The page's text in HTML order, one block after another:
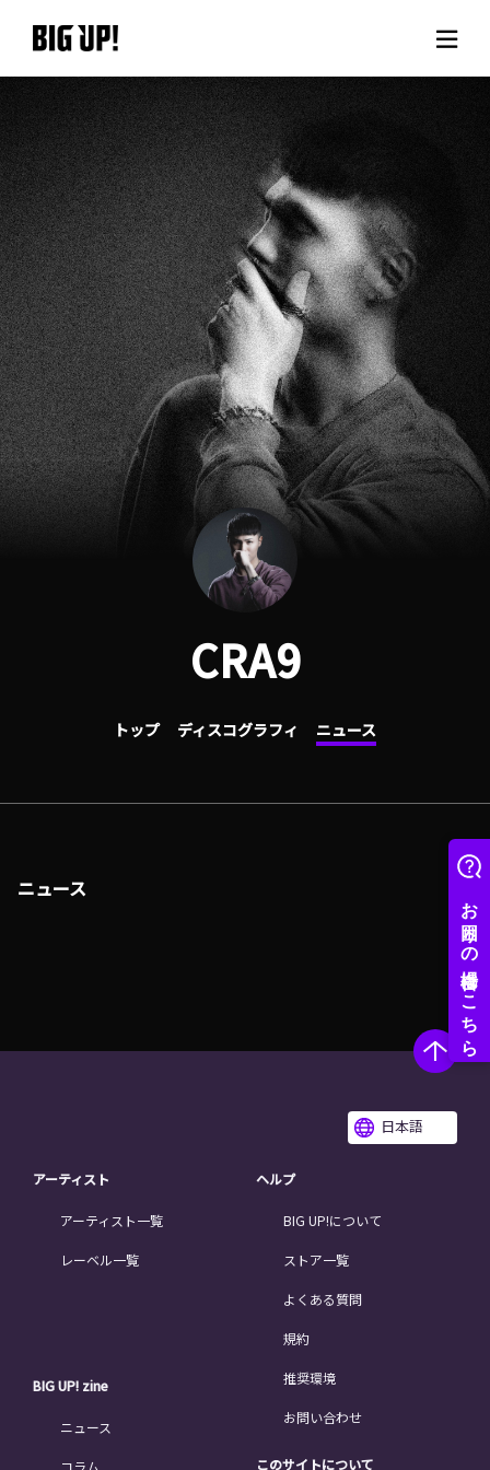
BIG UP!について
ニュース
料金プラン
サポート
ご利用の流れ
よくある質問
CRA9
トップ ディスコグラフィ ニュース
ニュース
日本語
アーティスト
アーティスト一覧
レーベル一覧
BIG UP! zine
ニュース
コラム
ヘルプ
BIG UP!について
ストア一覧
よくある質問
規約
推奨環境
お問い合わせ
このサイトについて